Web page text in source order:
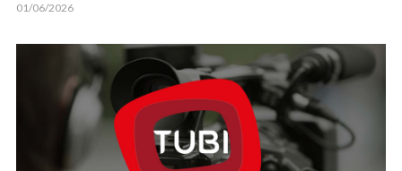
01/06/2026